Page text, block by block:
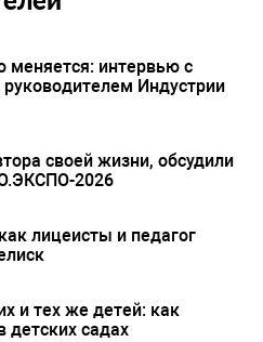
меняется: интервью с
Индустрии
своей жизни, обсудили
2026
лицеисты и педагог
и тех же детей: как
детских садах